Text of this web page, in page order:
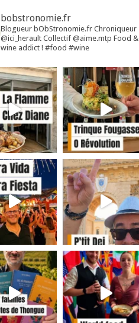
bobstronomie.fr
Blogueur bObStronomie.fr Chroniqueur
@ici_herault Collectif @aime.mtp Food &
wine addict ! #food #wine